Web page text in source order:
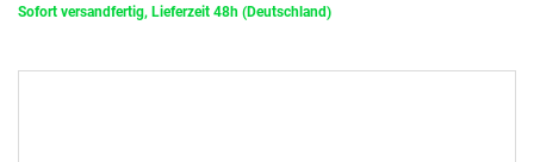
Sofort versandfertig, Lieferzeit 48h (Deutschland)